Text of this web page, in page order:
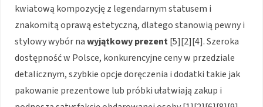
kwiatową kompozycję z legendarnym statusem i
znakomitą oprawą estetyczną, dlatego stanowią pewny i
stylowy wybór nawyjątkowy prezent[5][2][4]. Szeroka
dostępność w Polsce, konkurencyjne ceny w przedziale
detalicznym, szybkie opcje doręczenia i dodatki takie jak
pakowanie prezentowe lub próbki ułatwiają zakup i